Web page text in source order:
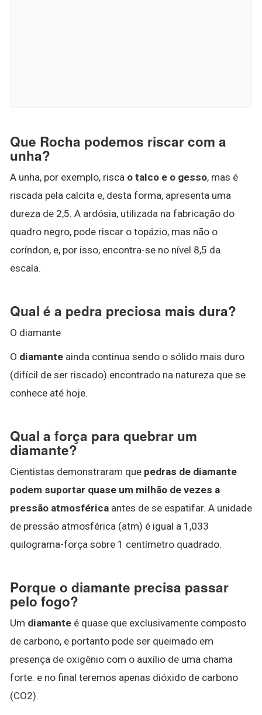
Que Rocha podemos riscar com a
unha?
A unha, por exemplo, risca o talco e o gesso, mas é
riscada pela calcita e, desta forma, apresenta uma
dureza de 2,5. A ardósia, utilizada na fabricação do
quadro negro, pode riscar o topázio, mas não o
coríndon, e, por isso, encontra-se no nível 8,5 da
escala.
Qual é a pedra preciosa mais dura?
O diamante
O diamante ainda continua sendo o sólido mais duro
(difícil de ser riscado) encontrado na natureza que se
conhece até hoje.
Qual a força para quebrar um
diamante?
Cientistas demonstraram que pedras de diamante
podem suportar quase um milhão de vezes a
pressão atmosférica antes de se espatifar. A unidade
de pressão atmosférica (atm) é igual a 1,033
quilograma-força sobre 1 centímetro quadrado.
Porque o diamante precisa passar
pelo fogo?
Um diamante é quase que exclusivamente composto
de carbono, e portanto pode ser queimado em
presença de oxigênio com o auxílio de uma chama
forte. e no final teremos apenas dióxido de carbono
(CO2).